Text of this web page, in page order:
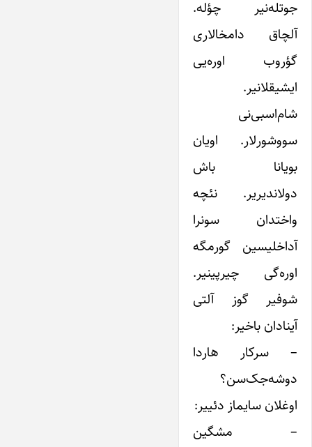
جوتله‌نیر چؤله.
آلچاق دامخالاری
گؤروب اوره‌یی
ایشیقلانیر.
شام‌اسبی‌نی
سووشورلار. اویان
بویانا باش
دولاندیریر. نئچه
واختدان سونرا
آداخلیسین گورمگه
اوره‌گی چیرپینیر.
شوفیر گوز آلتی
آینادان باخیر:
– سرکار هاردا
دوشه‌جک‌سن؟
اوغلان سایماز دئییر:
– مشگین